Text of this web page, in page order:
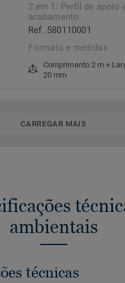
2 em 1: Perfil de apoio
acabamento
Ref. 580110001
Formato e medidas
Comprimento 2 m ×
20 mm
CARREGAR MAIS
ambientais
técnicas